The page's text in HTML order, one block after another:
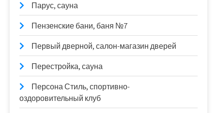
Парус, сауна
Пензенские бани, баня №7
Первый дверной, салон-магазин дверей
Перестройка, сауна
Персона Стиль, спортивно-
оздоровительный клуб